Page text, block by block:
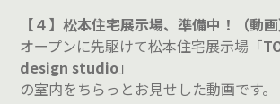
【４】松本住宅展示場、準備中！（動画
オープンに先駆けて松本住宅展示場「
design studio」
の室内をちらっとお見せした動画です。